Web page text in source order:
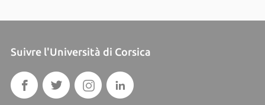
Suivre l'Università di Corsica